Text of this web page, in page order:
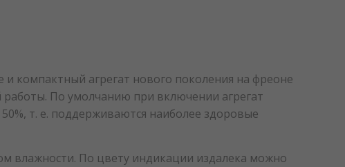
и компактный агрегат нового поколения на фреоне
По умолчанию при включении агрегат
т. е. поддерживаются наиболее здоровые
влажности. По цвету индикации издалека можно